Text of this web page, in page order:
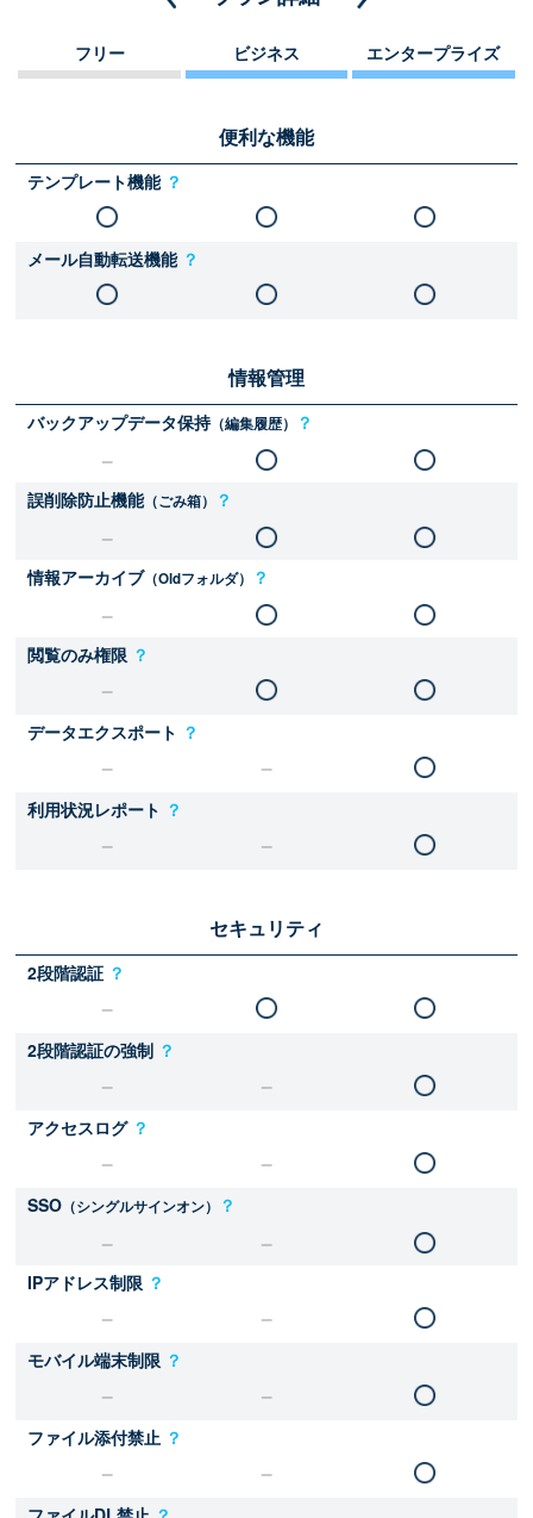
フリー ビジネス エンタープライズ
便利な機能
テンプレート機能 ？
メール自動転送機能 ？
情報管理
バックアップデータ保持（編集履歴） ？
誤削除防止機能（ごみ箱） ？
情報アーカイブ（Oldフォルダ） ？
閲覧のみ権限 ？
データエクスポート ？
利用状況レポート ？
セキュリティ
2段階認証 ？
2段階認証の強制 ？
アクセスログ ？
SSO （シングルサインオン） ？
IPアドレス制限 ？
モバイル端末制限 ？
ファイル添付禁止 ？